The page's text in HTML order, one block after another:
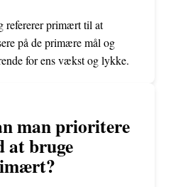
refererer primært til at
på de primære mål og
for ens vækst og lykke.
man prioritere
at bruge